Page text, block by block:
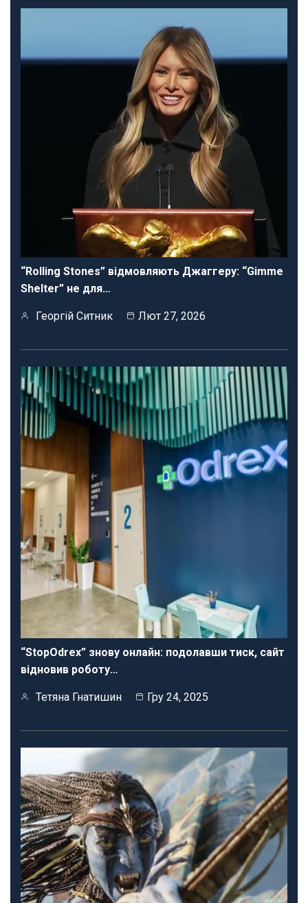
“Rolling Stones” відмовляють Джаггеру: “Gimme
Shelter” не для…
Георгій Ситник Лют 27, 2026
“StopOdrex” знову онлайн: подолавши тиск, сайт
відновив роботу…
Тетяна Гнатишин Гру 24, 2025